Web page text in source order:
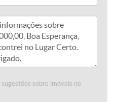
sobre imóveis no